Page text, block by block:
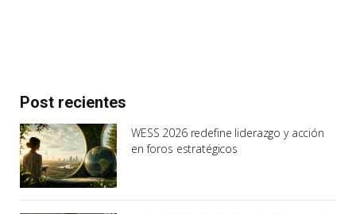
Post recientes
WESS 2026 redefine liderazgo y acción
en foros estratégicos